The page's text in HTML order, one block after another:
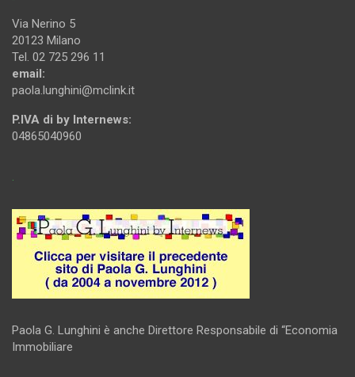
Via Nerino 5
20123 Milano
Tel. 02 725 296 11
email:
paola.lunghini@mclink.it
P.IVA di by Internews:
04865040960
.
Paola G. Lunghini è anche Direttore Responsabile di “Economia
Immobiliare